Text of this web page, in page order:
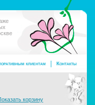
Контакты
клиентам
корзину